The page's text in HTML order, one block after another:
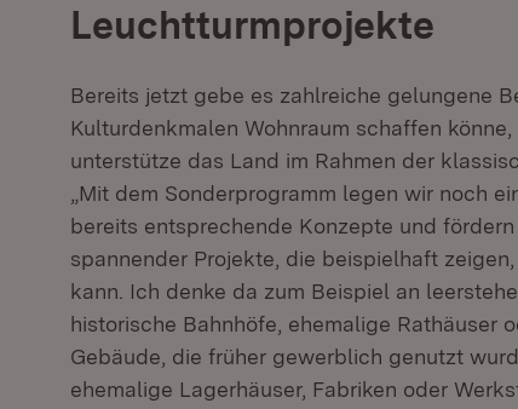
Leuchtturmprojekte
Bereits jetzt gebe es zahlreiche gelungene
Kulturdenkmalen Wohnraum schaffen
unterstütze das Land im Rahmen der
„Mit dem Sonderprogramm legen wir noch
bereits entsprechende Konzepte und
spannender Projekte, die beispielhaft
kann. Ich denke da zum Beispiel an
historische Bahnhöfe, ehemalige Rathäuser
Gebäude, die früher gewerblich genutzt
ehemalige Lagerhäuser, Fabriken oder